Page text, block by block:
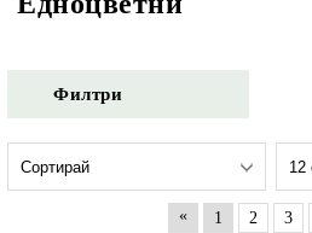
Филтри
« 1 2 3